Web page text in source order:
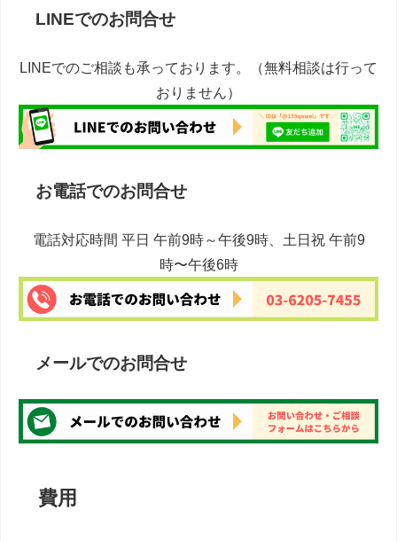
LINEでのお問合せ
LINEでのご相談も承っております。（無料相談は行って
おりません）
お電話でのお問合せ
電話対応時間 平日 午前9時～午後9時、土日祝 午前9
時〜午後6時
メールでのお問合せ
費用